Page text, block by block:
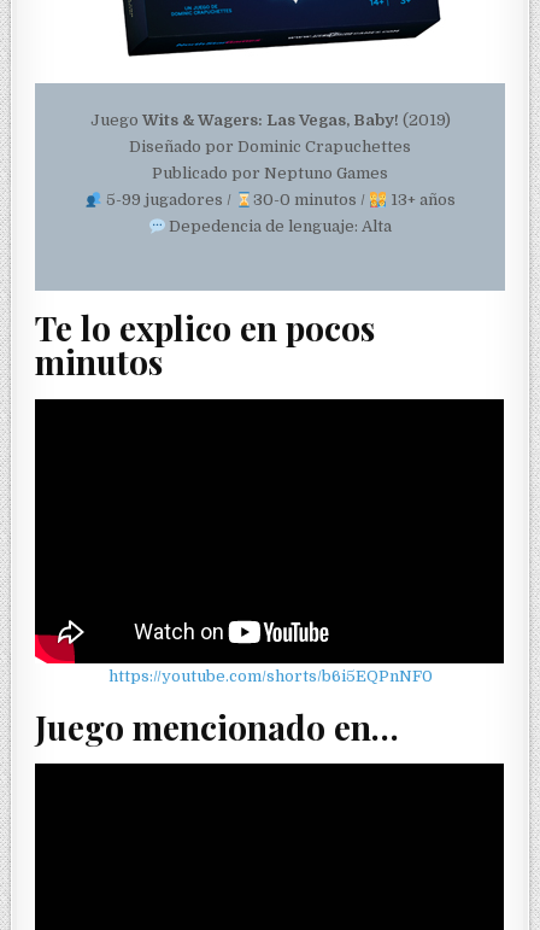
Juego Wits & Wagers: Las Vegas, Baby! (2019)
Diseñado por Dominic Crapuchettes
Publicado por Neptuno Games
5-99 jugadores /
30-0 minutos /
13+ años
Depedencia de lenguaje: Alta
Te lo explico en pocos
minutos
https://youtube.com/shorts/b6i5EQPnNF0
Juego mencionado en…